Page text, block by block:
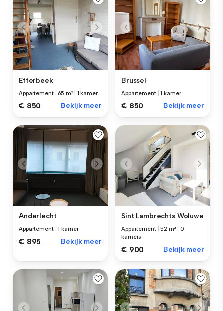
Etterbeek
Appartement 65 m² 1 kamer
€ 850 Bekijk meer
Brussel
Appartement |1 kamer
€ 850 Bekijk meer
Anderlecht
Appartement |1 kamer
€ 895 Bekijk meer
Sint Lambrechts Woluwe
Appartement |52 m²
0
kamers
€ 900 Bekijk meer